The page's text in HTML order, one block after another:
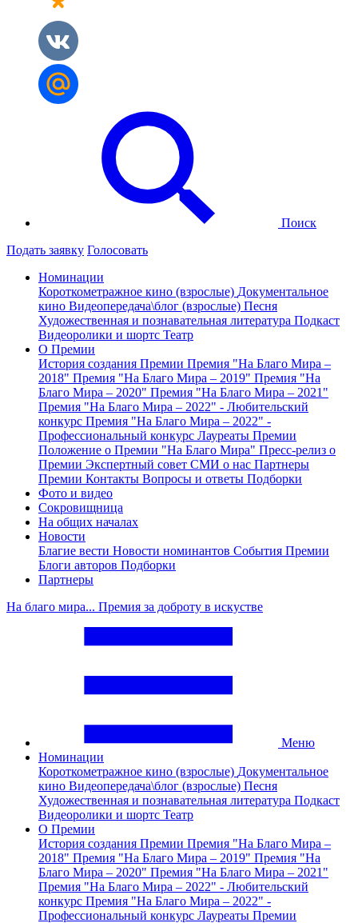
Поиск
Подать заявку Голосовать
Номинации
Короткометражное кино (взрослые) Документальное
кино Видеопередача\блог (взрослые) Песня
Художественная и познавательная литература Подкаст
Видеоролики и шортс Театр
О Премии
История создания Премии Премия "На Благо Мира –
2018" Премия "На Благо Мира – 2019" Премия "На
Благо Мира – 2020" Премия "На Благо Мира – 2021"
Премия "На Благо Мира – 2022" - Любительский
конкурс Премия "На Благо Мира – 2022" -
Профессиональный конкурс Лауреаты Премии
Положение о Премии "На Благо Мира" Пресс-релиз о
Премии Экспертный совет СМИ о нас Партнеры
Премии Контакты Вопросы и ответы Подборки
Фото и видео
Сокровищница
На общих началах
Новости
Благие вести Новости номинантов События Премии
Блоги авторов Подборки
Партнеры
На благо мира... Премия за доброту в искустве
Меню
Номинации
Короткометражное кино (взрослые) Документальное
кино Видеопередача\блог (взрослые) Песня
Художественная и познавательная литература Подкаст
Видеоролики и шортс Театр
О Премии
История создания Премии Премия "На Благо Мира –
2018" Премия "На Благо Мира – 2019" Премия "На
Благо Мира – 2020" Премия "На Благо Мира – 2021"
Премия "На Благо Мира – 2022" - Любительский
конкурс Премия "На Благо Мира – 2022" -
Профессиональный конкурс Лауреаты Премии